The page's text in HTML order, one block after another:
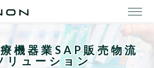
機器業SAP販売物流
リューション